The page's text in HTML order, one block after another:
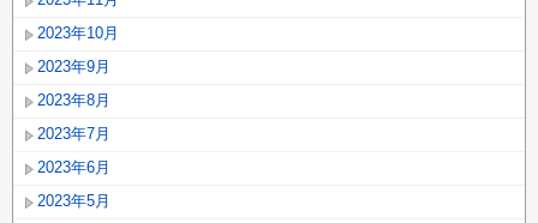
2023年10月
2023年9月
2023年8月
2023年7月
2023年6月
2023年5月